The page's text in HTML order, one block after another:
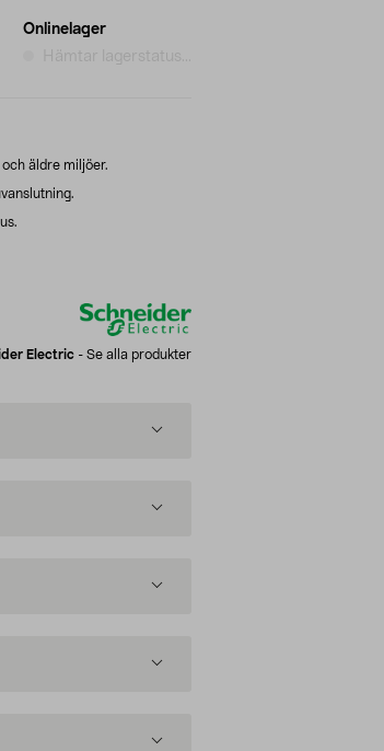
Onlinelager
Hämtar lagerstatus...
äldre miljöer.
Electric - Se alla produkter